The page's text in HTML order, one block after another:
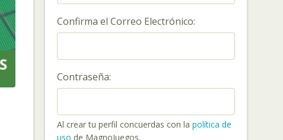
Confirma el Correo Electrónico:
Contraseña:
Al crear tu perfil concuerdas con la política de
uso de MagnoJuegos.